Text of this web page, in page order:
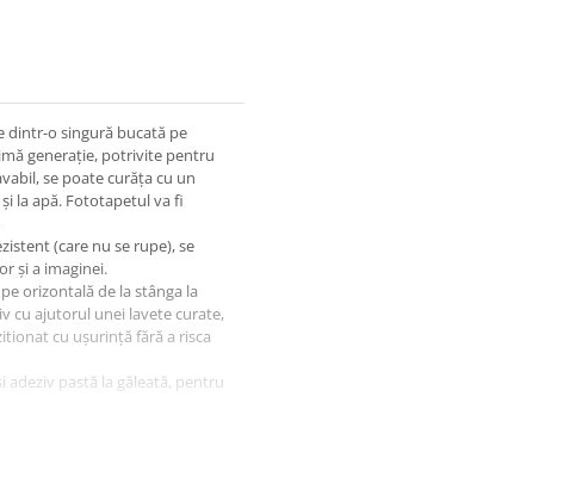
dintr-o singură bucată pe
generație, potrivite pentru
se poate curăța cu un
la apă. Fototapetul va fi
(care nu se rupe), se
și a imaginei.
orizontală de la stânga la
cu ajutorul unei lavete curate,
cu ușurință fără a risca
adeziv pastă la găleată, pentru
protectia la livrare.